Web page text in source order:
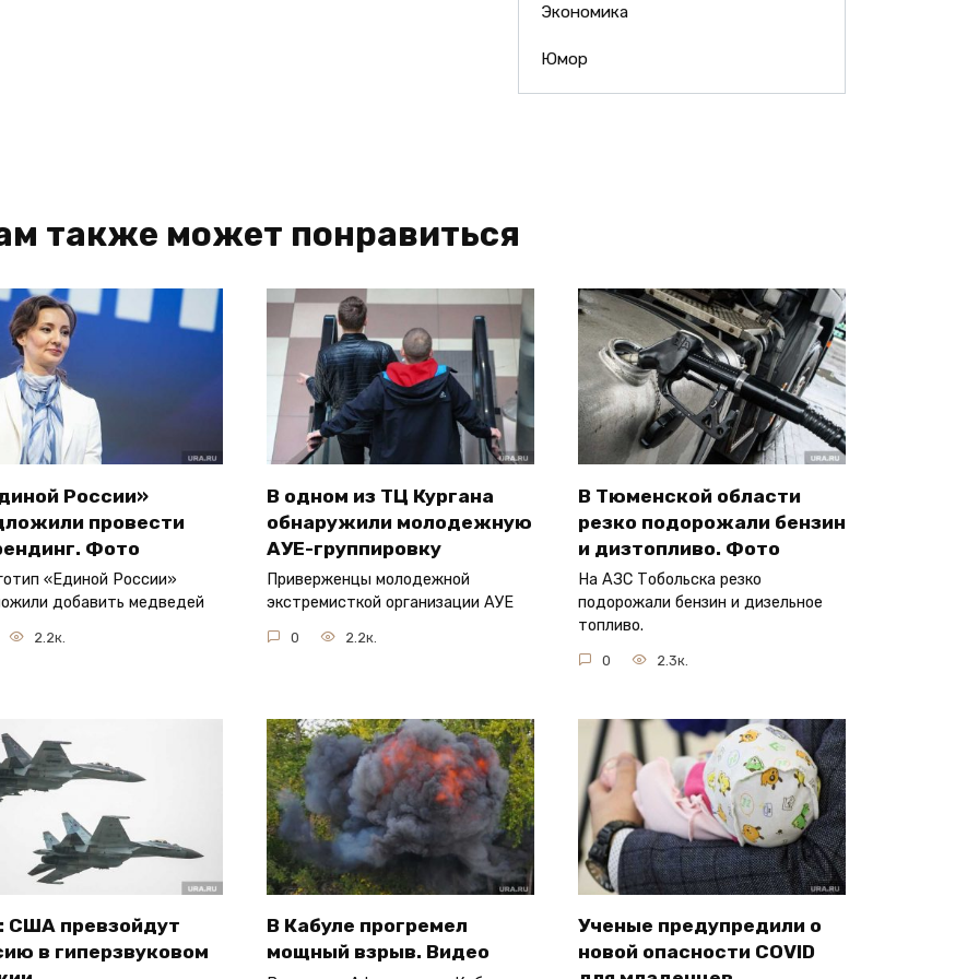
Экономика
Юмор
также может понравиться
России»
провести
Фото
«Единой России»
добавить медведей
2.2к.
В одном из ТЦ Кургана
обнаружили молодежную
АУЕ-группировку
Приверженцы молодежной
экстремисткой организации АУЕ
0 2.2к.
В Тюменской области
резко подорожали бензин
и дизтопливо. Фото
На АЗС Тобольска резко
подорожали бензин и дизельное
топливо.
0 2.3к.
США превзойдут
в гиперзвуковом
В Кабуле прогремел
мощный взрыв. Видео
Ученые предупредили о
новой опасности COVID